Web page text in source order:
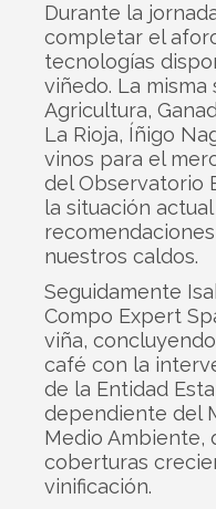
Durante la
completar el
tecnologías
viñedo. La
Agricultura,
La Rioja, Íñigo
vinos para el
del Observatorio
la situación
nuestros caldos.
Seguidamente
Compo Expert
viña,
café con la
de la Entidad
dependiente del
Medio Ambiente,
coberturas
vinificación.